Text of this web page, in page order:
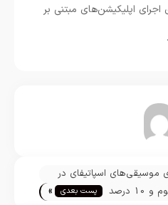
اجرای اپلیکیشن‌های مبتنی بر
موسیقی‌های اسپاتیفای در
بوک فراهم شد
اپل کارت از 90 درصد تیتانیوم و 10 درصد
پست بعدی »